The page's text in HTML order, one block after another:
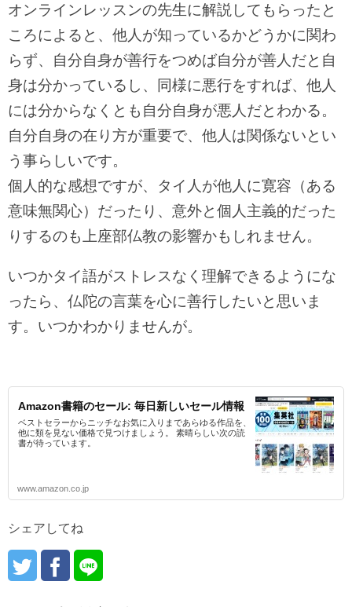
オンラインレッスンの先生に解説してもらったと
ころによると、他人が知っているかどうかに関わ
らず、自分自身が善行をつめば自分が善人だと自
身は分かっているし、同様に悪行をすれば、他人
には分からなくとも自分自身が悪人だとわかる。
自分自身の在り方が重要で、他人は関係ないとい
う事らしいです。
個人的な感想ですが、タイ人が他人に寛容（ある
意味無関心）だったり、意外と個人主義的だった
りするのも上座部仏教の影響かもしれません。
いつかタイ語がストレスなく理解できるようにな
ったら、仏陀の言葉を心に善行したいと思いま
す。いつかわかりませんが。
Amazon書籍のセール: 毎日新しいセール情報
ベストセラーからニッチなお気に入りまであらゆる作品を、
他に類を見ない価格で見つけましょう。 素晴らしい次の読
書が待っています。
www.amazon.co.jp
シェアしてね